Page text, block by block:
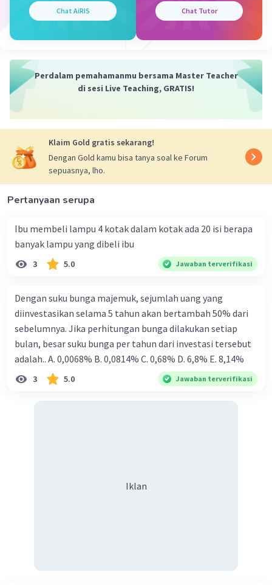
Iklan
pukul 20.46
sebelumnya adalah:
Jadi, 389 menit sebelum pukul 03.15 adalah pukul
Beri Rating·5.0( 1) Balas
Chat AiRIS Chat Tutor
Perdalam pemahamanmu bersama Master Teacher
di sesi Live Teaching, GRATIS!
Klaim Gold gratis sekarang!
Dengan Gold kamu bisa tanya soal ke Forum
sepuasnya, lho.
Pertanyaan serupa
Ibu membeli lampu 4 kotak dalam kotak ada 20 isi berapa
banyak lampu yang dibeli ibu
3 5.0 Jawaban terverifikasi
Dengan suku bunga majemuk, sejumlah uang yang
diinvestasikan selama 5 tahun akan bertambah 50% dari
sebelumnya. Jika perhitungan bunga dilakukan setiap
bulan, besar suku bunga per tahun dari investasi tersebut
adalah.. A. 0,0068% B. 0,0814% C. 0,68% D. 6,8% Ε. 8,14%
3 5.0 Jawaban terverifikasi
Iklan